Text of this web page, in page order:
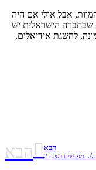
אבל אולי אם היה
שבחברה הישראלית יש
להשגת אידיאלים,
הבא הבא